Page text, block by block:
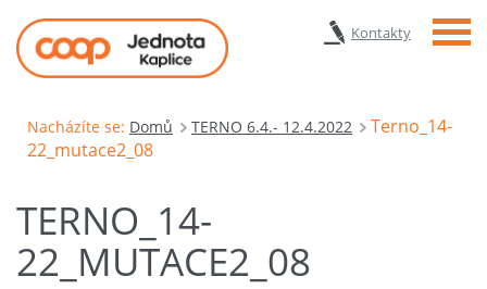
Kontakty Menu
Nacházíte se: Domů TERNO 6.4.- 12.4.2022
Terno_14-
22_mutace2_08
TERNO_14-
22_MUTACE2_08